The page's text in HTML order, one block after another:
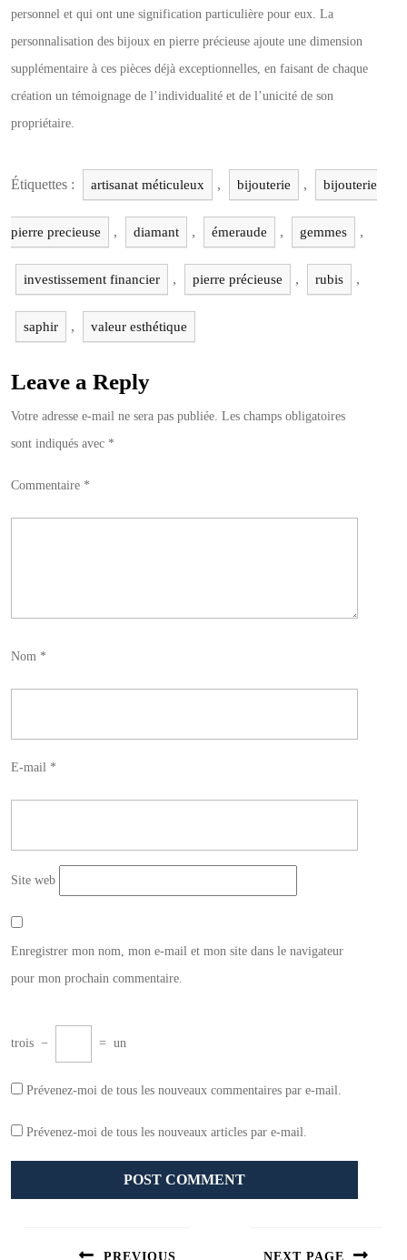
personnel et qui ont une signification particulière pour eux. La
personnalisation des bijoux en pierre précieuse ajoute une dimension
supplémentaire à ces pièces déjà exceptionnelles, en faisant de chaque
création un témoignage de l’individualité et de l’unicité de son
propriétaire.
Étiquettes : artisanat méticuleux , bijouterie , bijouterie
pierre precieuse , diamant , émeraude , gemmes ,
investissement financier , pierre précieuse , rubis ,
saphir , valeur esthétique
Leave a Reply
Votre adresse e-mail ne sera pas publiée. Les champs obligatoires
sont indiqués avec *
Commentaire *
Nom *
E-mail *
Site web
Enregistrer mon nom, mon e-mail et mon site dans le navigateur
pour mon prochain commentaire.
trois − = un
Prévenez-moi de tous les nouveaux commentaires par e-mail.
Prévenez-moi de tous les nouveaux articles par e-mail.
PREVIOUS NEXT PAGE